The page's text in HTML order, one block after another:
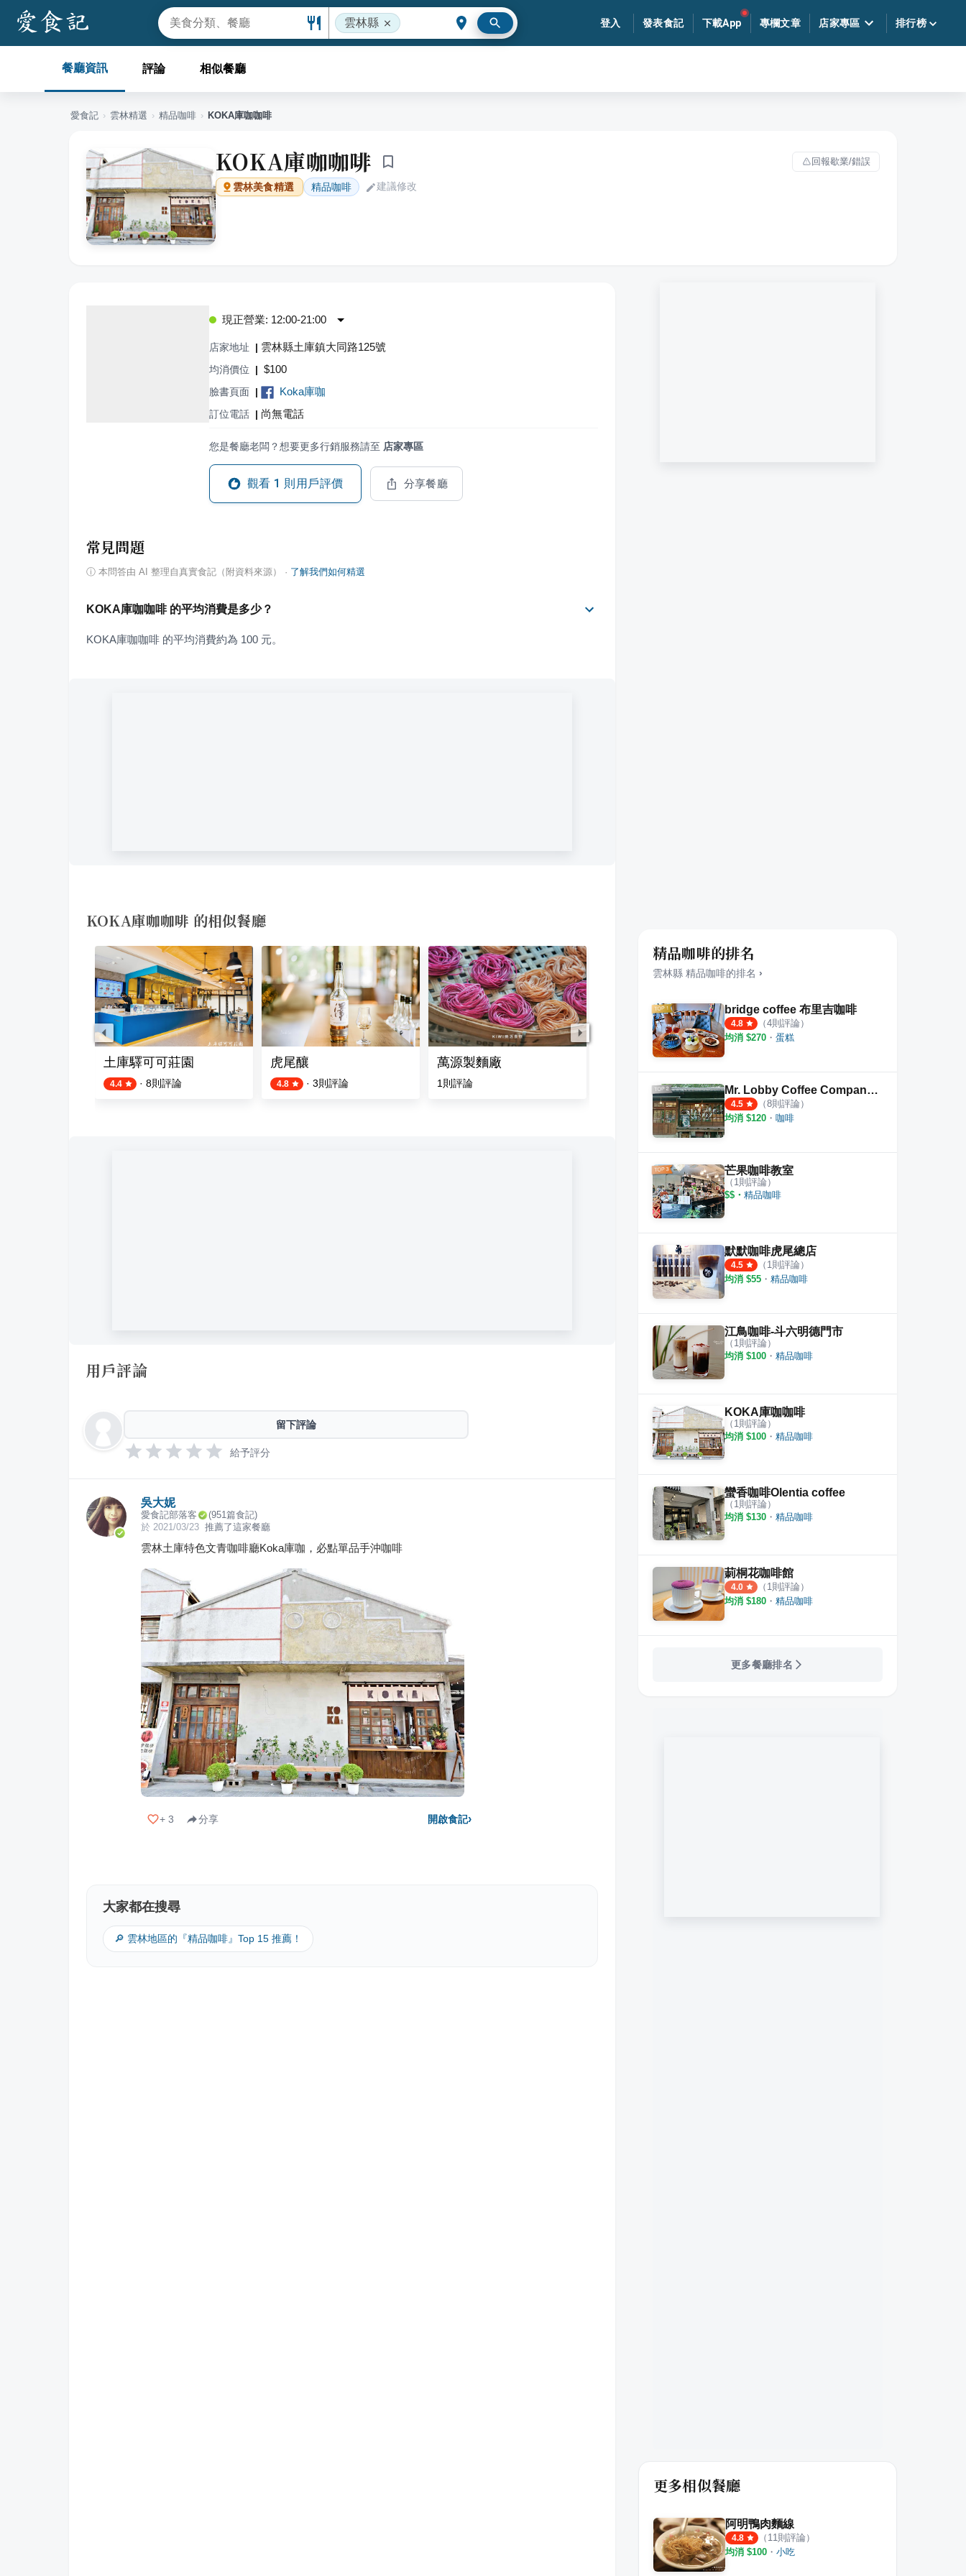
雲林縣 登入 發表食記 下載App 專欄文章 店家專區 排行榜
餐廳資訊 評論 相似餐廳
愛食記 › 雲林精選 › 精品咖啡 › KOKA庫咖咖啡
KOKA庫咖咖啡 回報歇業/錯誤
雲林美食精選 精品咖啡 建議修改
現正營業: 12:00-21:00
店家地址 | 雲林縣土庫鎮大同路125號
均消價位 | $100
臉書頁面 | Koka庫咖
訂位電話 | 尚無電話
您是餐廳老闆？想要更多行銷服務請至 店家專區
觀看 1 則用戶評價 分享餐廳
常見問題
ⓘ 本問答由 AI 整理自真實食記（附資料來源） · 了解我們如何精選
KOKA庫咖咖啡 的平均消費是多少？
KOKA庫咖咖啡 的平均消費約為 100 元。
KOKA庫咖咖啡 的相似餐廳
家常料理 Da Davide Italian Home Cooking
土庫驛可可莊園
4.4 · 8則評論
虎尾釀
4.8 · 3則評論
萬源製麵廠
1 則評論 11則評論 4.5 · 則評論
用戶評論
留下評論
給予評分
吳大妮
愛食記部落客 (951篇食記)
於 2021/03/23 推薦了這家餐廳
雲林土庫特色文青咖啡廳Koka庫咖，必點單品手沖咖啡
+ 3 分享 開啟食記›
大家都在搜尋
🔎 雲林地區的『精品咖啡』Top 15 推薦！
精品咖啡的排名
雲林縣 精品咖啡的排名 ›
bridge coffee 布里吉咖啡
4.8 （4則評論）
均消 $270 ・ 蛋糕
Mr. Lobby Coffee Company （大堂咖啡企業社）
4.5 （8則評論）
均消 $120 ・ 咖啡
芒果咖啡教室
（ 1則評論）
$$ ・ 精品咖啡
默默咖啡虎尾總店
4.5 （ 1 則評論）
均消 $55 ・ 精品咖啡
江鳥咖啡-斗六明德門市
（ 1則評論）
均消 $100 ・ 精品咖啡
KOKA庫咖咖啡
（ 1則評論）
均消 $100 ・ 精品咖啡
蠻香咖啡Olentia coffee
（ 1則評論）
均消 $130 ・ 精品咖啡
莿桐花咖啡館
4.0 （ 1 則評論）
均消 $180 ・ 精品咖啡
更多餐廳排名
更多相似餐廳
阿明鴨肉麵線
4.8 （ 11 則評論）
均消 $100 ・ 小吃